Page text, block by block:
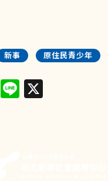
新事 原住民青少年
Facebook
Line